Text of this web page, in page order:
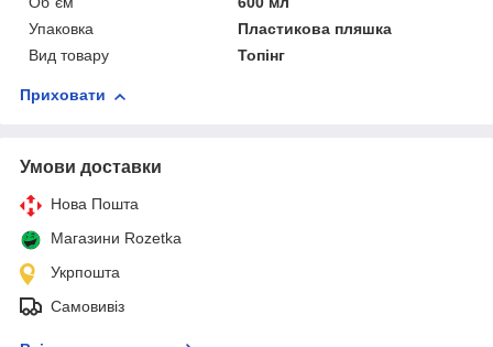
Упаковка
Пластикова пляшка
Вид товару
Топінг
Приховати
Умови доставки
Нова Пошта
Магазини Rozetka
Укрпошта
Самовивіз